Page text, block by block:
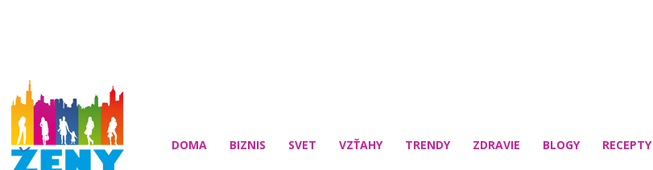
DOMA BIZNIS SVET VZŤAHY TRENDY ZDRAVIE BLOGY RECEPTY